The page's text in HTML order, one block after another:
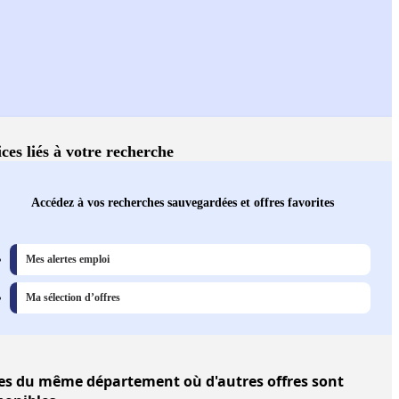
liés à votre recherche
Accédez à vos recherches sauvegardées et offres favorites
Mes alertes emploi
Ma sélection d’offres
du même département où d'autres offres sont